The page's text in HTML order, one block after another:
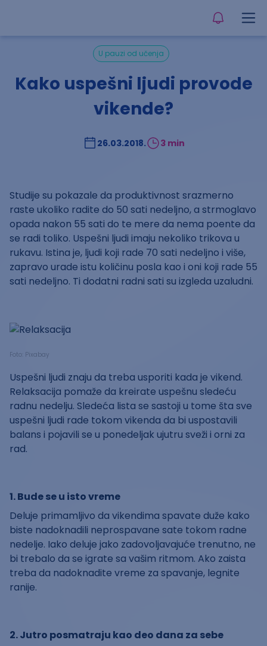
U pauzi od učenja
Kako uspešni ljudi provode
vikende?
26.03.2018. 3 min
Studije su pokazale da produktivnost srazmerno
raste ukoliko radite do 50 sati nedeljno, a strmoglavo
opada nakon 55 sati do te mere da nema poente da
se radi toliko. Uspešni ljudi imaju nekoliko trikova u
rukavu. Istina je, ljudi koji rade 70 sati nedeljno i više,
zapravo urade istu količinu posla kao i oni koji rade 55
sati nedeljno. Ti dodatni radni sati su izgleda uzaludni.
Foto: Pixabay
Uspešni ljudi znaju da treba usporiti kada je vikend.
Relaksacija pomaže da kreirate uspešnu sledeću
radnu nedelju. Sledeća lista se sastoji u tome šta sve
uspešni ljudi rade tokom vikenda da bi uspostavili
balans i pojavili se u ponedeljak ujutru sveži i orni za
rad.
1. Bude se u isto vreme
Deluje primamljivo da vikendima spavate duže kako
biste nadoknadili neprospavane sate tokom radne
nedelje. Iako deluje jako zadovoljavajuće trenutno, ne
bi trebalo da se igrate sa vašim ritmom. Ako zaista
treba da nadoknadite vreme za spavanje, legnite
ranije.
2. Jutro posmatraju kao deo dana za sebe